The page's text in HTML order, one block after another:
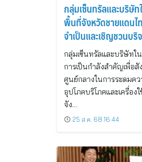
กลุ่มเซ็นทรัลและบริษัท
พื้นที่จังหวัดชายแดนไ
จำเป็นและเชิญชวนบริ
เดือดร้อนของประชา
กลุ่มเซ็นทรัลและบริษัทใ
การเป็นกำลังสำคัญเพื่อ
ศูนย์กลางในการระดมค
อุปโภคบริโภคและเครื่อ
จัง…
25 ส.ค. 68 16:44